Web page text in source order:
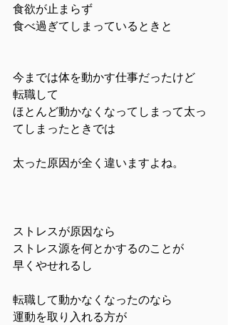
食欲が止まらず
食べ過ぎてしまっているときと
今までは体を動かす仕事だったけど
転職して
ほとんど動かなくなってしまって太っ
てしまったときでは
太った原因が全く違いますよね。
ストレスが原因なら
ストレス源を何とかするのことが
早くやせれるし
転職して動かなくなったのなら
運動を取り入れる方が